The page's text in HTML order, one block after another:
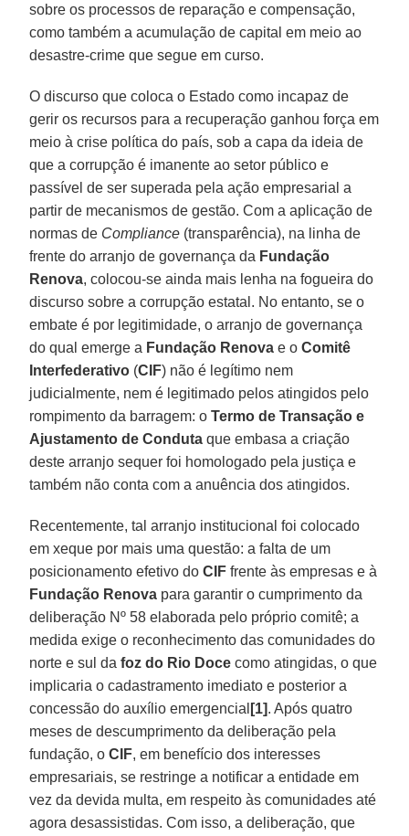
sobre os processos de reparação e compensação,
como também a acumulação de capital em meio ao
desastre-crime que segue em curso.
O discurso que coloca o Estado como incapaz de
gerir os recursos para a recuperação ganhou força em
meio à crise política do país, sob a capa da ideia de
que a corrupção é imanente ao setor público e
passível de ser superada pela ação empresarial a
partir de mecanismos de gestão. Com a aplicação de
normas de Compliance (transparência), na linha de
frente do arranjo de governança da Fundação
Renova, colocou-se ainda mais lenha na fogueira do
discurso sobre a corrupção estatal. No entanto, se o
embate é por legitimidade, o arranjo de governança
do qual emerge a Fundação Renova e o Comitê
Interfederativo (CIF) não é legítimo nem
judicialmente, nem é legitimado pelos atingidos pelo
rompimento da barragem: oTermo de Transação e
Ajustamento de Conduta que embasa a criação
deste arranjo sequer foi homologado pela justiça e
também não conta com a anuência dos atingidos.
Recentemente, tal arranjo institucional foi colocado
em xeque por mais uma questão: a falta de um
posicionamento efetivo doCIF frente às empresas e à
Fundação Renova para garantir o cumprimento da
deliberação Nº 58 elaborada pelo próprio comitê; a
medida exige o reconhecimento das comunidades do
norte e sul dafoz do Rio Doce como atingidas, o que
implicaria o cadastramento imediato e posterior a
concessão do auxílio emergencial [1]. Após quatro
meses de descumprimento da deliberação pela
fundação, oCIF, em benefício dos interesses
empresariais, se restringe a notificar a entidade em
vez da devida multa, em respeito às comunidades até
agora desassistidas. Com isso, a deliberação, que